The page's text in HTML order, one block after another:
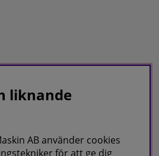
AB
liknande
AB använder cookies
för att ge dig